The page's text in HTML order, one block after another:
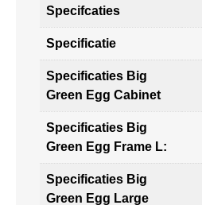
Specifcaties
Specificatie
Specificaties Big
Green Egg Cabinet
Specificaties Big
Green Egg Frame L:
Specificaties Big
Green Egg Large